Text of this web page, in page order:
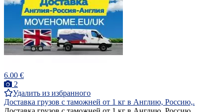
6.00 €
2
Удалить из избранного
Доставка грузов с таможней от 1 кг в Англию, Россию,.